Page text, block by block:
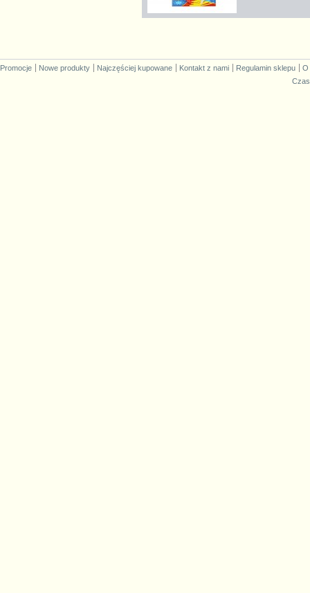
Promocje Nowe produkty Najczęściej kupowane Kontakt z nami Regulamin sklepu
O